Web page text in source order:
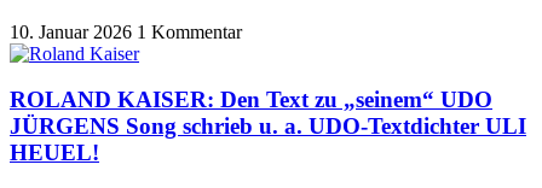
10. Januar 2026 1 Kommentar
ROLAND KAISER: Den Text zu „seinem“ UDO
JÜRGENS Song schrieb u. a. UDO-Textdichter ULI
HEUEL!